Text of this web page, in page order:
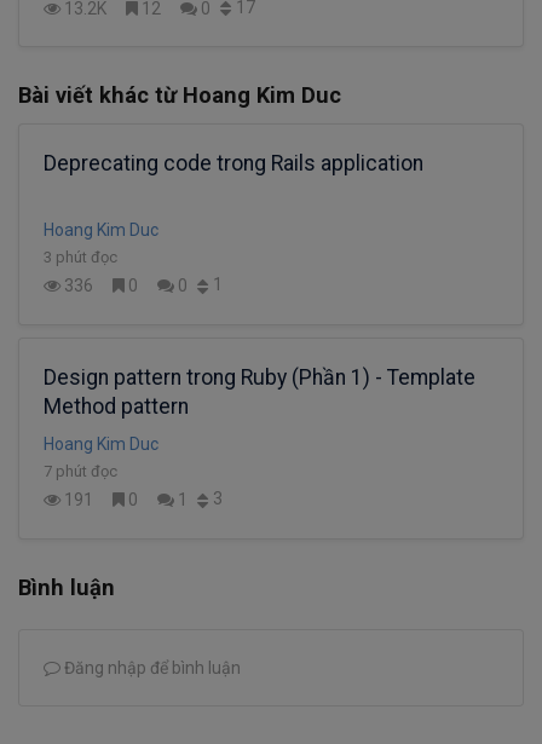
13.2K 12 0 17
Bài viết khác từ Hoang Kim Duc
Deprecating code trong Rails application
Hoang Kim Duc
3 phút đọc
336 0 0 1
Design pattern trong Ruby (Phần 1) - Template
Method pattern
Hoang Kim Duc
7 phút đọc
191 0 1 3
Bình luận
Đăng nhập để bình luận